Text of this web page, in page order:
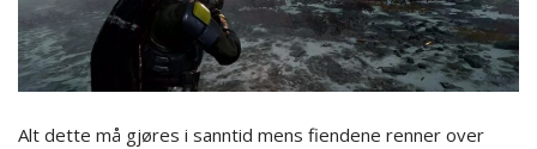
Alt dette må gjøres i sanntid mens fiendene renner over